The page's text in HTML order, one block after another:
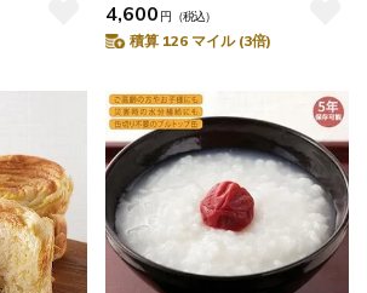
4,600 円 （税込）
積算 126 マイル (3倍)